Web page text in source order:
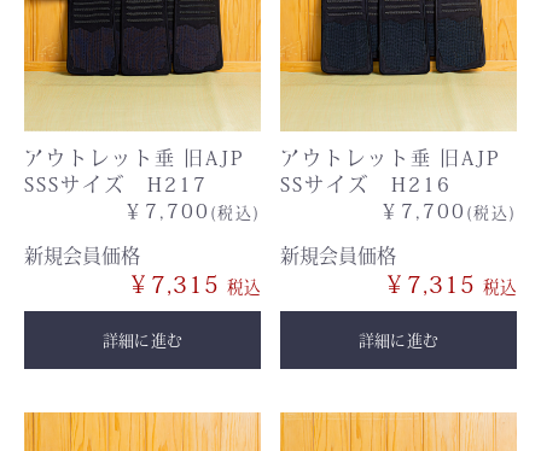
アウトレット垂 旧AJP
SSSサイズ H217
￥7,700 (税込)
新規会員価格
￥7,315
詳細に進む
アウトレット垂 旧AJP
SSサイズ H216
￥7,700 (税込)
新規会員価格
￥7,315
詳細に進む